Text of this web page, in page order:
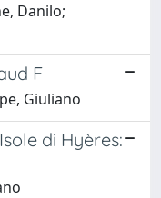
Danilo;
F
Giuliano
di Hyères: